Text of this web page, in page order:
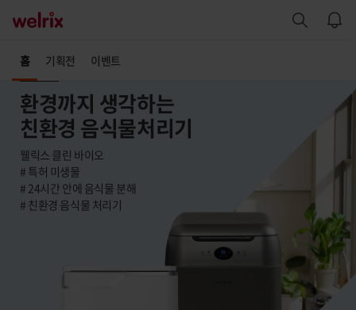
환경까지 생각하는
친환경 음식물처리기
웰릭스 클린 바이오
# 특허 미생물
# 24시간 안에 음식물 분해
# 친환경 음식물 처리기
홈선택됨기획전
이벤트